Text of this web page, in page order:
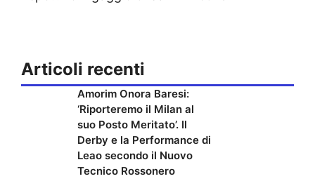
Articoli recenti
Amorim Onora Baresi:
‘Riporteremo il Milan al
suo Posto Meritato’. Il
Derby e la Performance di
Leao secondo il Nuovo
Tecnico Rossonero